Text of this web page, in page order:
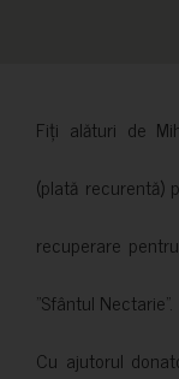
Fiți alături de
(plată recurentă)
recuperare
”Sfântul Nectarie”.
Cu ajutorul